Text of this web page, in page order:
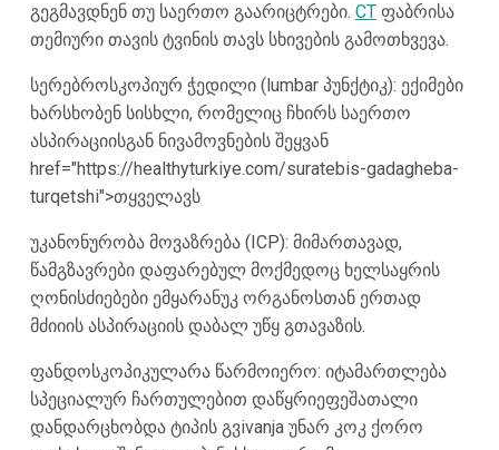
გეგმავდნენ თუ საერთო გაარიცტრები. CTფაბრისა
თემიური თავის ტვინის თავს სხივების გამოთხვევა.
სერებროსკოპიურ ჭედილი (lumbar პუნქტიკ): ექიმები
ხარსხობენ სისხლი, რომელიც ჩხირს საერთო
ასპირაციისგან ნივამოვნების შეყვან
href="https://healthyturkiye.com/suratebis-gadagheba-
turqetshi">თყველავს
უკანონურობა მოვაზრება (ICP): მიმართავად,
წამგზავრები დაფარებულ მოქმედოც ხელსაყრის
ღონისძიებები ემყარანუკ ორგანოსთან ერთად
მძიიის ასპირაციის დაბალ უწყ გთავაზის.
ფანდოსკოპიკულარა წარმოიერო: იტამართლება
სპეციალურ ჩართულებით დაწყრიეფეშათალი
დანდარცხობდა ტიპის გვivanja უნარ კოკ ქორო